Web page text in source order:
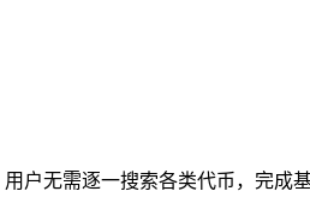
户无需逐一搜索各类代币，完成